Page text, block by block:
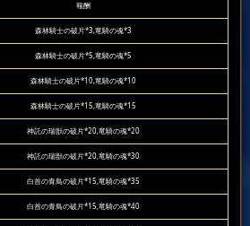
報酬
森林騎士の破片*3,竜騎の魂*3
森林騎士の破片*5,竜騎の魂*5
森林騎士の破片*10,竜騎の魂*10
森林騎士の破片*15,竜騎の魂*15
神託の瑞獣の破片*20,竜騎の魂*20
神託の瑞獣の破片*20,竜騎の魂*30
白首の青鳥の破片*15,竜騎の魂*35
白首の青鳥の破片*15,竜騎の魂*40